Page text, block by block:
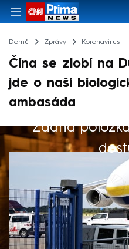
Domů Zprávy Koronavirus
Čína se zlobí na
jde o naši
ambasáda
Žádná
Výběr redakce